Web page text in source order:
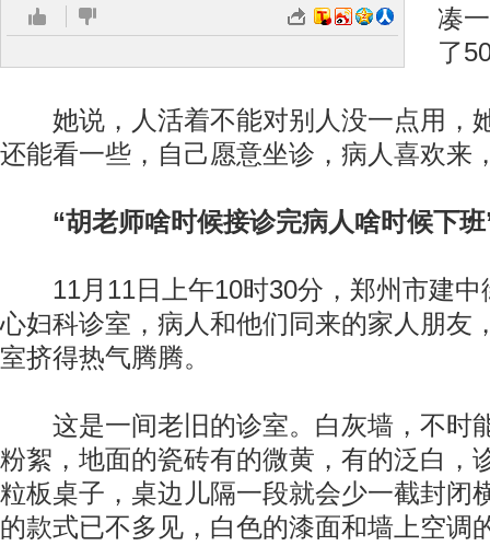
凑
了
她说，人活着不能对别人没一点用，
还能看一些，自己愿意坐诊，病人喜欢来
“胡老师啥时候接诊完病人啥时候下班
11月11日上午10时30分，郑州市建中
心妇科诊室，病人和他们同来的家人朋友
室挤得热气腾腾。
这是一间老旧的诊室。白灰墙，不时
粉絮，地面的瓷砖有的微黄，有的泛白，
粒板桌子，桌边儿隔一段就会少一截封闭
的款式已不多见，白色的漆面和墙上空调